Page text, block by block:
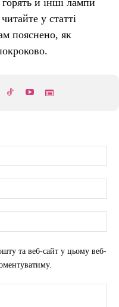
й інші лампи
у статті
пояснено, як
та веб-сайт у цьому веб-